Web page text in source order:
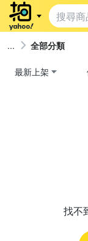
全部分類
最新上架
找不